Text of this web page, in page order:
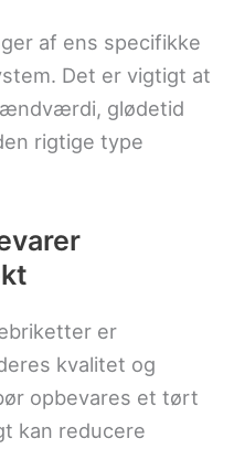
af ens specifikke
Det er vigtigt at
glødetid
rigtige type
er
kvalitet og
opbevares et tørt
kan reducere